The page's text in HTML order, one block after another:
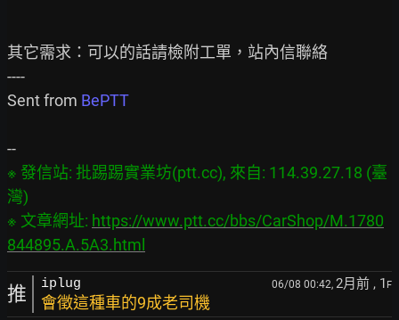
其它需求：可以的話請檢附工單，站內信聯絡
----
Sent from BePTT
※ 發信站: 批踢踢實業坊(ptt.cc), 來自: 114.39.27.18 (臺
灣)
※ 文章網址: https://www.ptt.cc/bbs/CarShop/M.1780
844895.A.5A3.html
推 iplug 06/08 00:42, 2月前 , 1 F
會徵這種車的9成老司機